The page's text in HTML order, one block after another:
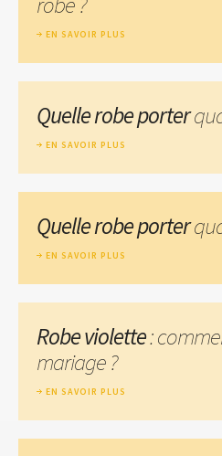
EN SAVOIR PLUS
Quelle robe porter
EN SAVOIR PLUS
Quelle robe porter
EN SAVOIR PLUS
Robe violette:
mariage ?
EN SAVOIR PLUS